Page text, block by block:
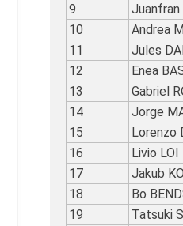
9
Juanfran
10
Andrea
11
Jules
12
Enea
13
Gabriel
14
Jorge
15
Lorenzo
16
Livio LOI
17
Jakub
18
Bo
19
Tatsuki